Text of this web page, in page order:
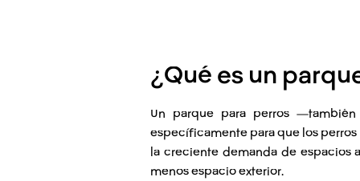
¿Qué es un
Un parque para perros—también
específicamente para que los perros
la creciente demanda de espacios
menos espacio exterior.